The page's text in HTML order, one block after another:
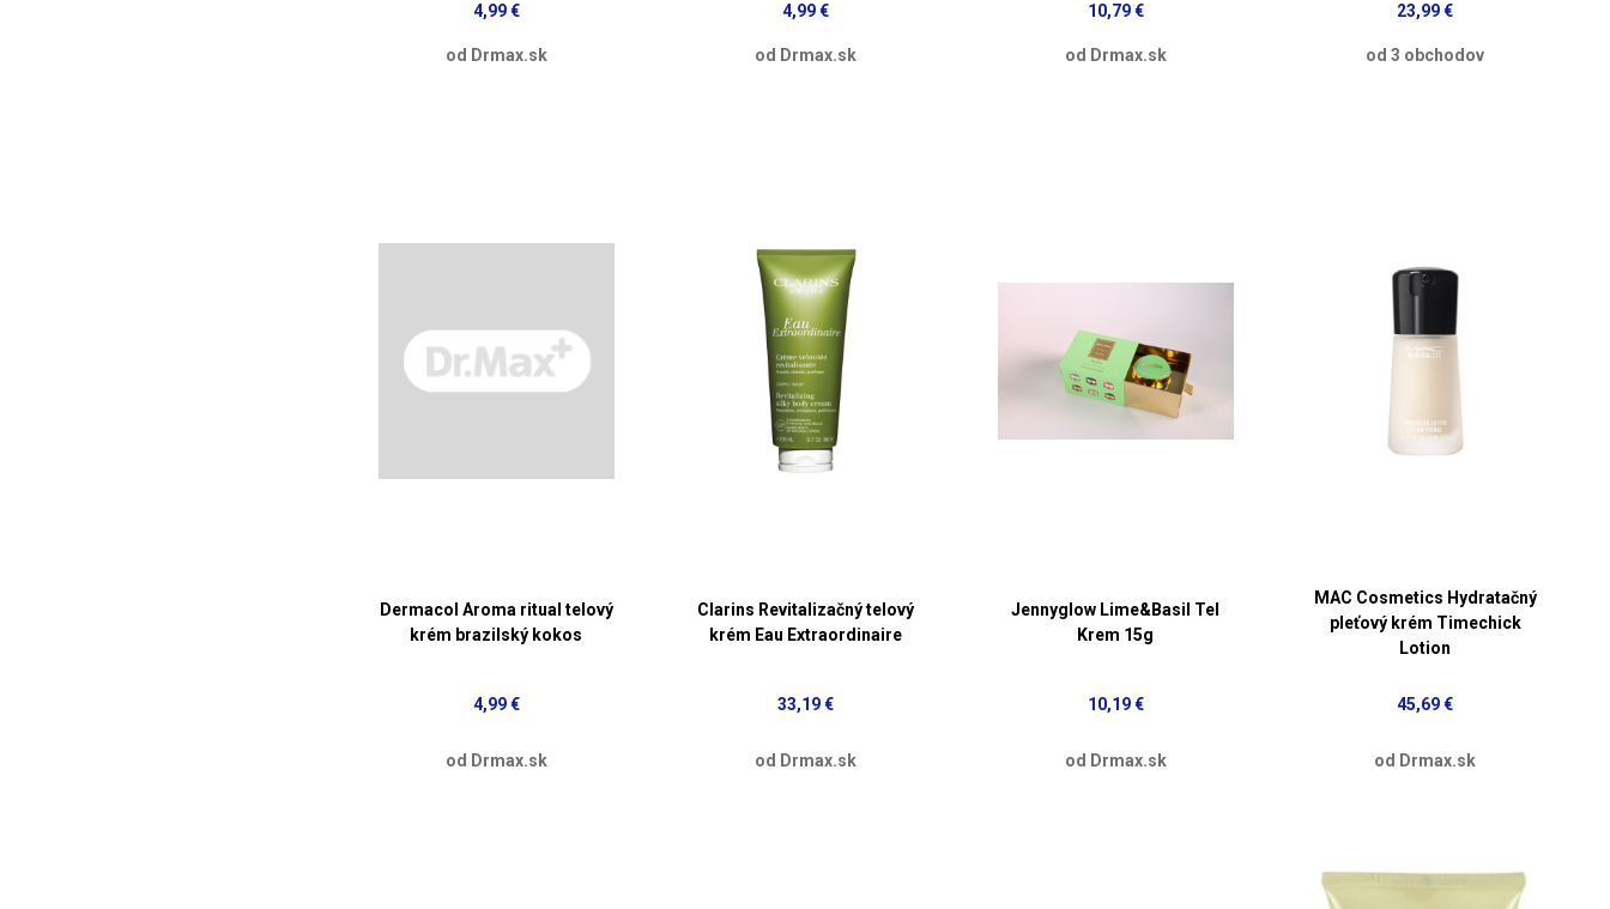
4,99 €
od Drmax.sk
4,99 €
od Drmax.sk
10,79 €
od Drmax.sk
23,99 €
od 3 obchodov
Dermacol Aroma ritual telový
krém brazilský kokos
4,99 €
od Drmax.sk
Clarins Revitalizačný telový
krém Eau Extraordinaire
33,19 €
od Drmax.sk
Jennyglow Lime&Basil Tel
Krem 15g
10,19 €
od Drmax.sk
MAC Cosmetics Hydratačný
pleťový krém Timechick
Lotion
45,69 €
od Drmax.sk